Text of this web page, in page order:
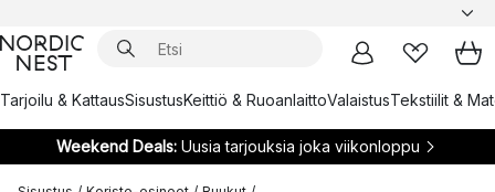
Tarjoilu & KattausSisustusKeittiö & RuoanlaittoValaistusTekstiilit &
Weekend Deals:Uusia tarjouksia joka viikonloppu